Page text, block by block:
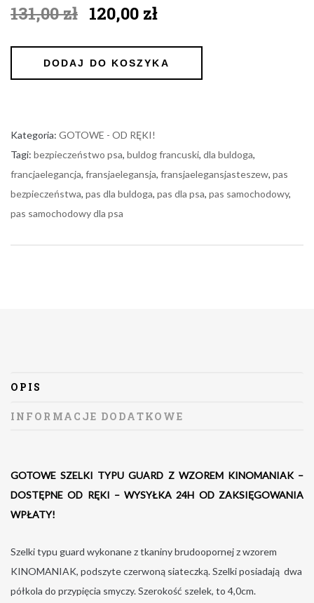
131,00zł Original
price
was:
131,00 zł.
120,00 złCurrent
is:
120,00 zł.
DODAJ DO KOSZYKA
Kategoria: GOTOWE - OD RĘKI!
Tagi: bezpieczeństwo psa, buldog francuski, dla buldoga,
francjaelegancja, fransjaelegansja, fransjaelegansjasteszew, pas
bezpieczeństwa, pas dla buldoga, pas dla psa, pas samochodowy,
pas samochodowy dla psa
OPIS
INFORMACJE DODATKOWE
GOTOWE SZELKI TYPU GUARD Z WZOREM KINOMANIAK –
DOSTĘPNE OD RĘKI – WYSYŁKA 24H OD ZAKSIĘGOWANIA
WPŁATY!
Szelki typu guard wykonane z tkaniny brudoopornej z wzorem
KINOMANIAK, podszyte czerwoną siateczką. Szelki posiadają dwa
półkola do przypięcia smyczy. Szerokość szelek, to 4,0cm.